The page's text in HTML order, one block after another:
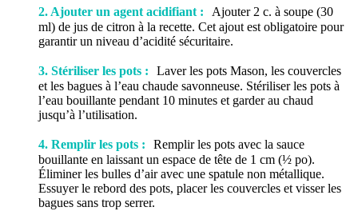
2. Ajouter un agent acidifiant :
Ajouter 2 c. à soupe (30
ml) de jus de citron à la recette. Cet ajout est obligatoire pour
garantir un niveau d’acidité sécuritaire.
3. Stériliser les pots : Laver les pots Mason, les couvercles
et les bagues à l’eau chaude savonneuse. Stériliser les pots à
l’eau bouillante pendant 10 minutes et garder au chaud
jusqu’à l’utilisation.
4. Remplir les pots :
Remplir les pots avec la sauce
bouillante en laissant un espace de tête de 1 cm (½ po).
Éliminer les bulles d’air avec une spatule non métallique.
Essuyer le rebord des pots, placer les couvercles et visser les
bagues sans trop serrer.